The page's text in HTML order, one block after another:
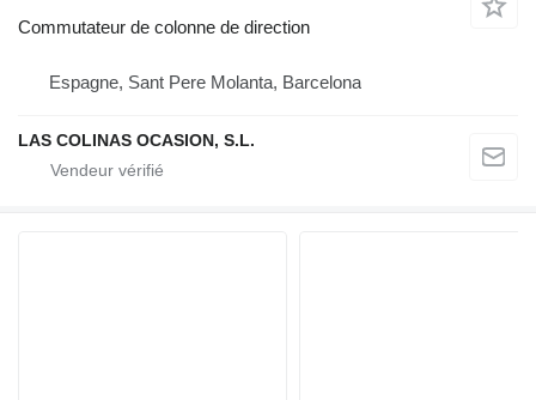
Commutateur de colonne de direction
Espagne, Sant Pere Molanta, Barcelona
LAS COLINAS OCASION, S.L.